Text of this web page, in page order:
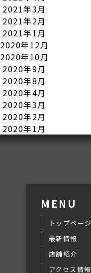
2021年3月
2021年2月
2021年1月
2020年12月
2020年10月
2020年9月
2020年8月
2020年4月
2020年3月
2020年2月
2020年1月
MENU
トップページ
最新情報
店舗紹介
アクセス情報